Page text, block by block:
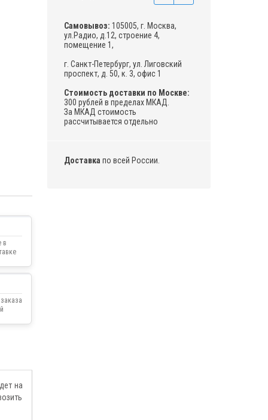
Самовывоз: 105005, г. Москва,
ул.Радио, д.12, строение 4,
помещение 1,
г. Санкт-Петербург, ул. Лиговский
проспект, д. 50, к. 3, офис 1
Стоимость доставки по Москве:
300 рублей в пределах МКАД.
За МКАД стоимость
рассчитывается отдельно
Доставка по всей России.
в
на